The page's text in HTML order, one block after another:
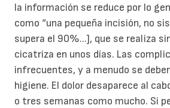
la información se reduce por lo
como “una pequeña incisión, no
supera el 90%...], que se realiza
cicatriza en unos días. Las
infrecuentes, y a menudo se
higiene. El dolor desaparece al
o tres semanas como mucho. Si